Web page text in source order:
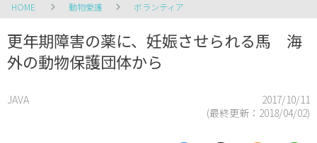
HOME 動物愛護 ボランティア
更年期障害の薬に、妊娠させられる馬 海
外の動物保護団体から
JAVA
2017/10/11
(最終更新： 2018/04/02)